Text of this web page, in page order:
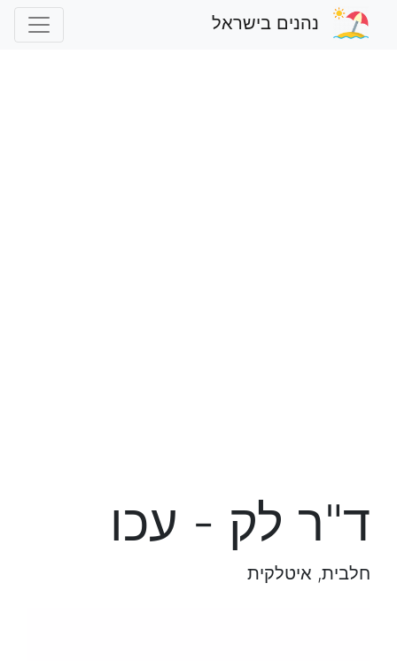
נהנים בישראל
ד"ר לק - עכו
חלבית, איטלקית